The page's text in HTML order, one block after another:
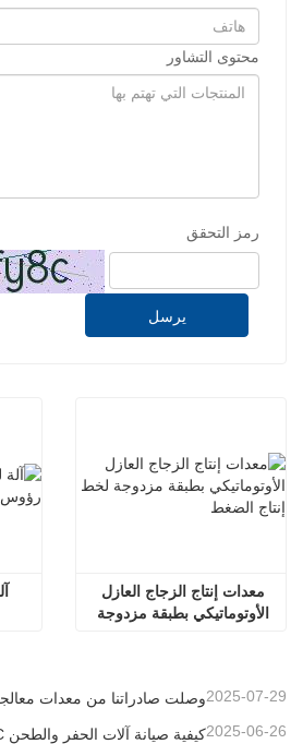
محتوى التشاور
رمز التحقق
يرسل
2025-07-29
كيفية صيانة آلات الحفر والطحن CNC؟2025-06-26